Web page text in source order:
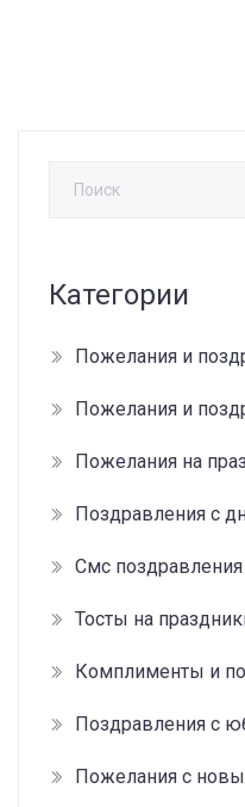
Категории
Пожелания и
Пожелания и
Пожелания на
Поздравления с
Смс поздравления
Тосты на
Комплименты и
Поздравления с
Пожелания с